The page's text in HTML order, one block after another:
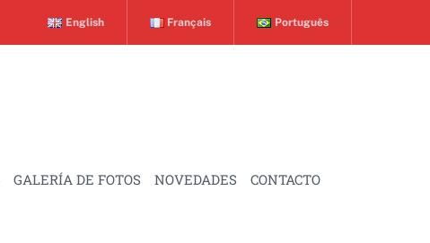
English Français Português
GALERÍA DE FOTOS NOVEDADES CONTACTO